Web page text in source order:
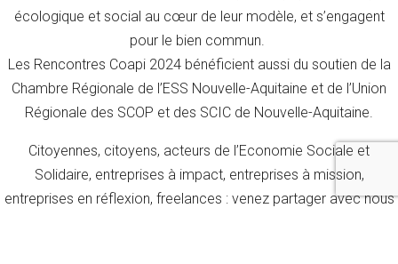
écologique et social au cœur de leur modèle, et s’engagent
pour le bien commun.
Les Rencontres Coapi 2024 bénéficient aussi du soutien de la
Chambre Régionale de l’ESS Nouvelle-Aquitaine et de l’Union
Régionale des SCOP et des SCIC de Nouvelle-Aquitaine.
Citoyennes, citoyens, acteurs de l’Economie Sociale et
Solidaire, entreprises à impact, entreprises à mission,
entreprises en réflexion, freelances : venez partager avec nous